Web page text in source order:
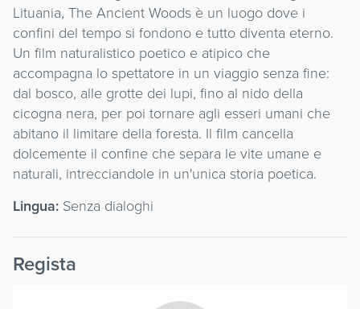
Lituania, The Ancient Woods è un luogo dove i
confini del tempo si fondono e tutto diventa eterno.
Un film naturalistico poetico e atipico che
accompagna lo spettatore in un viaggio senza fine:
dal bosco, alle grotte dei lupi, fino al nido della
cicogna nera, per poi tornare agli esseri umani che
abitano il limitare della foresta. Il film cancella
dolcemente il confine che separa le vite umane e
naturali, intrecciandole in un'unica storia poetica.
Lingua: Senza dialoghi
Regista